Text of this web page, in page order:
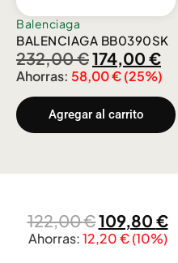
Balenciaga
BALENCIAGA BB0390SK
232,00€174,00 €
Ahorras: 58,00€(25%)
Agregar al carrito
122,00€109,80 €
Ahorras:12,20€(10%)